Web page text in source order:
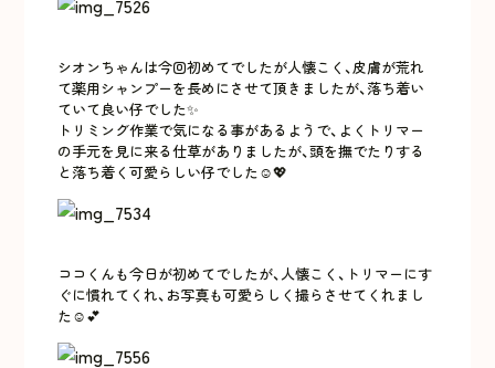
シオンちゃんは今回初めてでしたが人懐こく、皮膚が荒れ
て薬用シャンプーを長めにさせて頂きましたが、落ち着い
ていて良い仔でした✨
トリミング作業で気になる事があるようで、よくトリマー
の手元を見に来る仕草がありましたが、頭を撫でたりする
と落ち着く可愛らしい仔でした☺️💖
ココくんも今日が初めてでしたが、人懐こく、トリマーにす
ぐに慣れてくれ、お写真も可愛らしく撮らさせてくれまし
た☺️💕